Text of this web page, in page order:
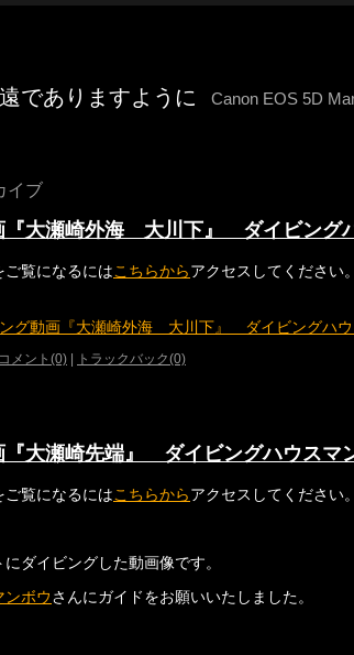
でありますように Canon EOS 5D
イブ
『大瀬崎外海 大川下』 ダイビング
覧になるにはこちらからアクセスしてください。
グ動画『大瀬崎外海 大川下』 ダイビングハウ
コメント(0)
トラックバック(0)
『大瀬崎先端』 ダイビングハウスマ
覧になるにはこちらからアクセスしてください。
ダイビングした動画像です。
ンボウさんにガイドをお願いいたしました。